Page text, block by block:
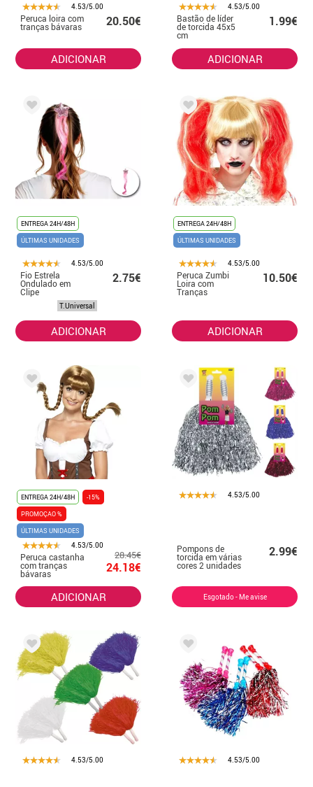
4.53/5.00
Peruca loira com
tranças bávaras 20.50€
ADICIONAR
4.53/5.00
Bastão de líder
de torcida 45x5
cm
1.99€
ADICIONAR
ENTREGA 24H/48H
ÚLTIMAS UNIDADES
4.53/5.00
Fio Estrela
Ondulado em
Clipe
2.75€
T.Universal
ADICIONAR
ENTREGA 24H/48H
ÚLTIMAS UNIDADES
4.53/5.00
Peruca Zumbi
Loira com
Tranças
Vermelhas
10.50€
ADICIONAR
ENTREGA 24H/48H
-15%
PROMOÇAO %
ÚLTIMAS UNIDADES
4.53/5.00
Peruca castanha
com tranças
bávaras
28.45€
24.18€
ADICIONAR
4.53/5.00
Pompons de
torcida em várias
cores 2 unidades
2.99€
Esgotado - Me avise
4.53/5.00 4.53/5.00